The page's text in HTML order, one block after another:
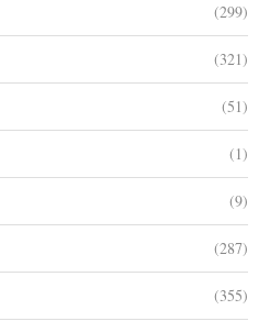
(299)
(321)
(51)
(1)
(9)
(287)
(355)